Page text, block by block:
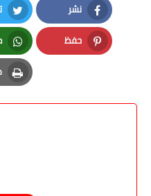
نشر
Facebook
حفظ
Pinterest